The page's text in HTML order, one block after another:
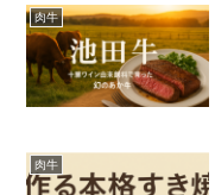
肉牛
肉牛